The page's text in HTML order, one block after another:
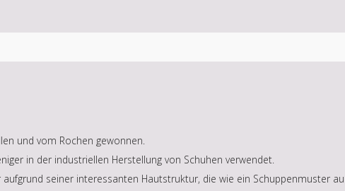
und vom Rochen gewonnen.
in der industriellen Herstellung von Schuhen verwendet.
seiner interessanten Hautstruktur, die wie ein Schuppenmuster